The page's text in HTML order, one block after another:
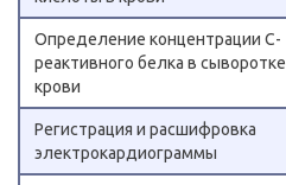
Определение концентрации C-
реактивного белка в сыворотке
крови
Регистрация и расшифровка
электрокардиограммы